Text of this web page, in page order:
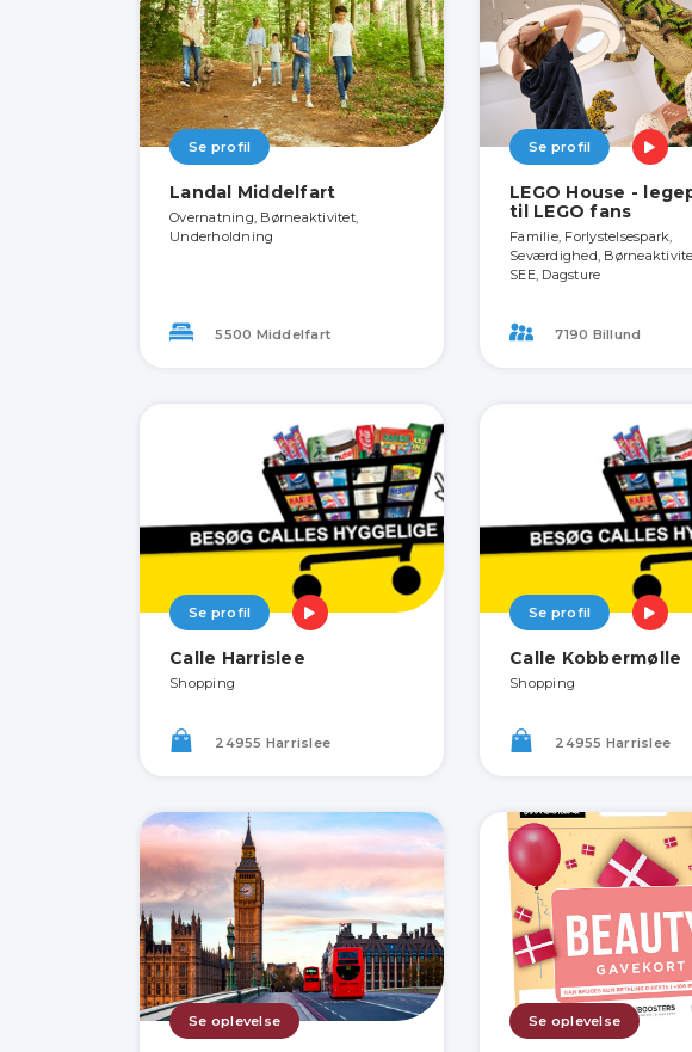
Se profil
Landal Middelfart
Overnatning, Børneaktivitet,
Underholdning
5500 Middelfart
Se profil
LEGO House -
til LEGO fans
Familie, Forlystelsespark,
Seværdighed,
SEE, Dagsture
7190 Billund
Se profil
Calle Harrislee
Shopping
24955 Harrislee
Se profil
Calle Kobbermølle
Shopping
24955 Harrislee
Se oplevelse Se oplevelse